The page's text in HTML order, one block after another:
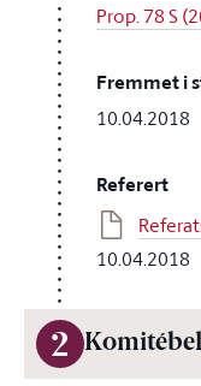
Prop. 78 S
Fremmet i
10.04.2018
Referert
10.04.2018
2